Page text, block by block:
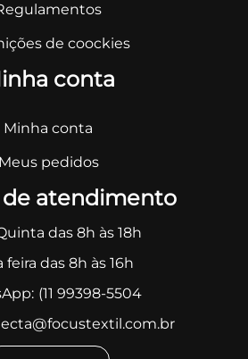
de coockies
conta
Minha conta
Meus pedidos
de atendimento
das 8h às 18h
feira das 8h às 16h
(11 99398-5504